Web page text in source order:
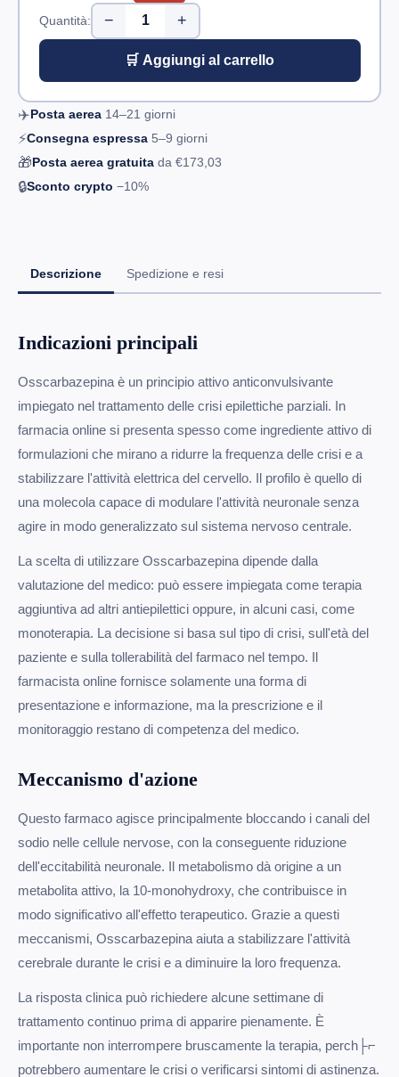
Quantità: − +
🛒 Aggiungi al carrello
✈️Posta aerea 14–21 giorni
⚡Consegna espressa 5–9 giorni
🎁Posta aerea gratuita da €173,03
🔒Sconto crypto −10%
Descrizione Spedizione e resi
Indicazioni principali
Osscarbazepina è un principio attivo anticonvulsivante
impiegato nel trattamento delle crisi epilettiche parziali. In
farmacia online si presenta spesso come ingrediente attivo di
formulazioni che mirano a ridurre la frequenza delle crisi e a
stabilizzare l'attività elettrica del cervello. Il profilo è quello di
una molecola capace di modulare l'attività neuronale senza
agire in modo generalizzato sul sistema nervoso centrale.
La scelta di utilizzare Osscarbazepina dipende dalla
valutazione del medico: può essere impiegata come terapia
aggiuntiva ad altri antiepilettici oppure, in alcuni casi, come
monoterapia. La decisione si basa sul tipo di crisi, sull'età del
paziente e sulla tollerabilità del farmaco nel tempo. Il
farmacista online fornisce solamente una forma di
presentazione e informazione, ma la prescrizione e il
monitoraggio restano di competenza del medico.
Meccanismo d'azione
Questo farmaco agisce principalmente bloccando i canali del
sodio nelle cellule nervose, con la conseguente riduzione
dell'eccitabilità neuronale. Il metabolismo dà origine a un
metabolita attivo, la 10-monohydroxy, che contribuisce in
modo significativo all'effetto terapeutico. Grazie a questi
meccanismi, Osscarbazepina aiuta a stabilizzare l'attività
cerebrale durante le crisi e a diminuire la loro frequenza.
La risposta clinica può richiedere alcune settimane di
trattamento continuo prima di apparire pienamente. È
importante non interrompere bruscamente la terapia, perch├⌐
potrebbero aumentare le crisi o verificarsi sintomi di astinenza.